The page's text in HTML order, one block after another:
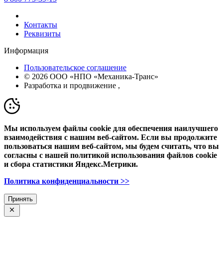
Контакты
Реквизиты
Информация
Пользовательское соглашение
© 2026 ООО «НПО «Механика-Транс»
Разработка и продвижение ,
Мы используем файлы cookie для обеспечения наилучшего
взаимодействия с нашим веб-сайтом. Если вы продолжите
пользоваться нашим веб-сайтом, мы будем считать, что вы
согласны с нашей политикой использования файлов cookie
и сбора статистики Яндекс.Метрики.
Политика конфиденциальности >>
Принять